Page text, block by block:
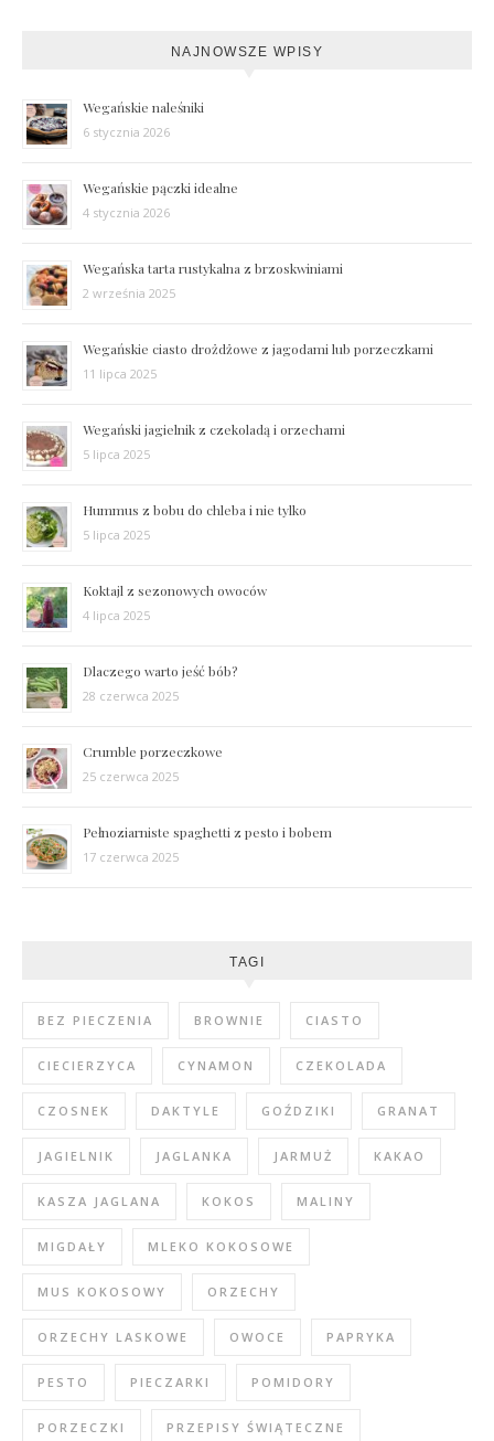
NAJNOWSZE WPISY
Wegańskie naleśniki
6 stycznia 2026
Wegańskie pączki idealne
4 stycznia 2026
Wegańska tarta rustykalna z brzoskwiniami
2 września 2025
Wegańskie ciasto drożdżowe z jagodami lub porzeczkami
11 lipca 2025
Wegański jagielnik z czekoladą i orzechami
5 lipca 2025
Hummus z bobu do chleba i nie tylko
5 lipca 2025
Koktajl z sezonowych owoców
4 lipca 2025
Dlaczego warto jeść bób?
28 czerwca 2025
Crumble porzeczkowe
25 czerwca 2025
Pełnoziarniste spaghetti z pesto i bobem
17 czerwca 2025
TAGI
BEZ PIECZENIA BROWNIE CIASTO
CIECIERZYCA CYNAMON CZEKOLADA
CZOSNEK DAKTYLE GOŹDZIKI GRANAT
JAGIELNIK JAGLANKA JARMUŻ KAKAO
KASZA JAGLANA KOKOS MALINY
MIGDAŁY MLEKO KOKOSOWE
MUS KOKOSOWY ORZECHY
ORZECHY LASKOWE OWOCE PAPRYKA
PESTO PIECZARKI POMIDORY
PORZECZKI PRZEPISY ŚWIĄTECZNE